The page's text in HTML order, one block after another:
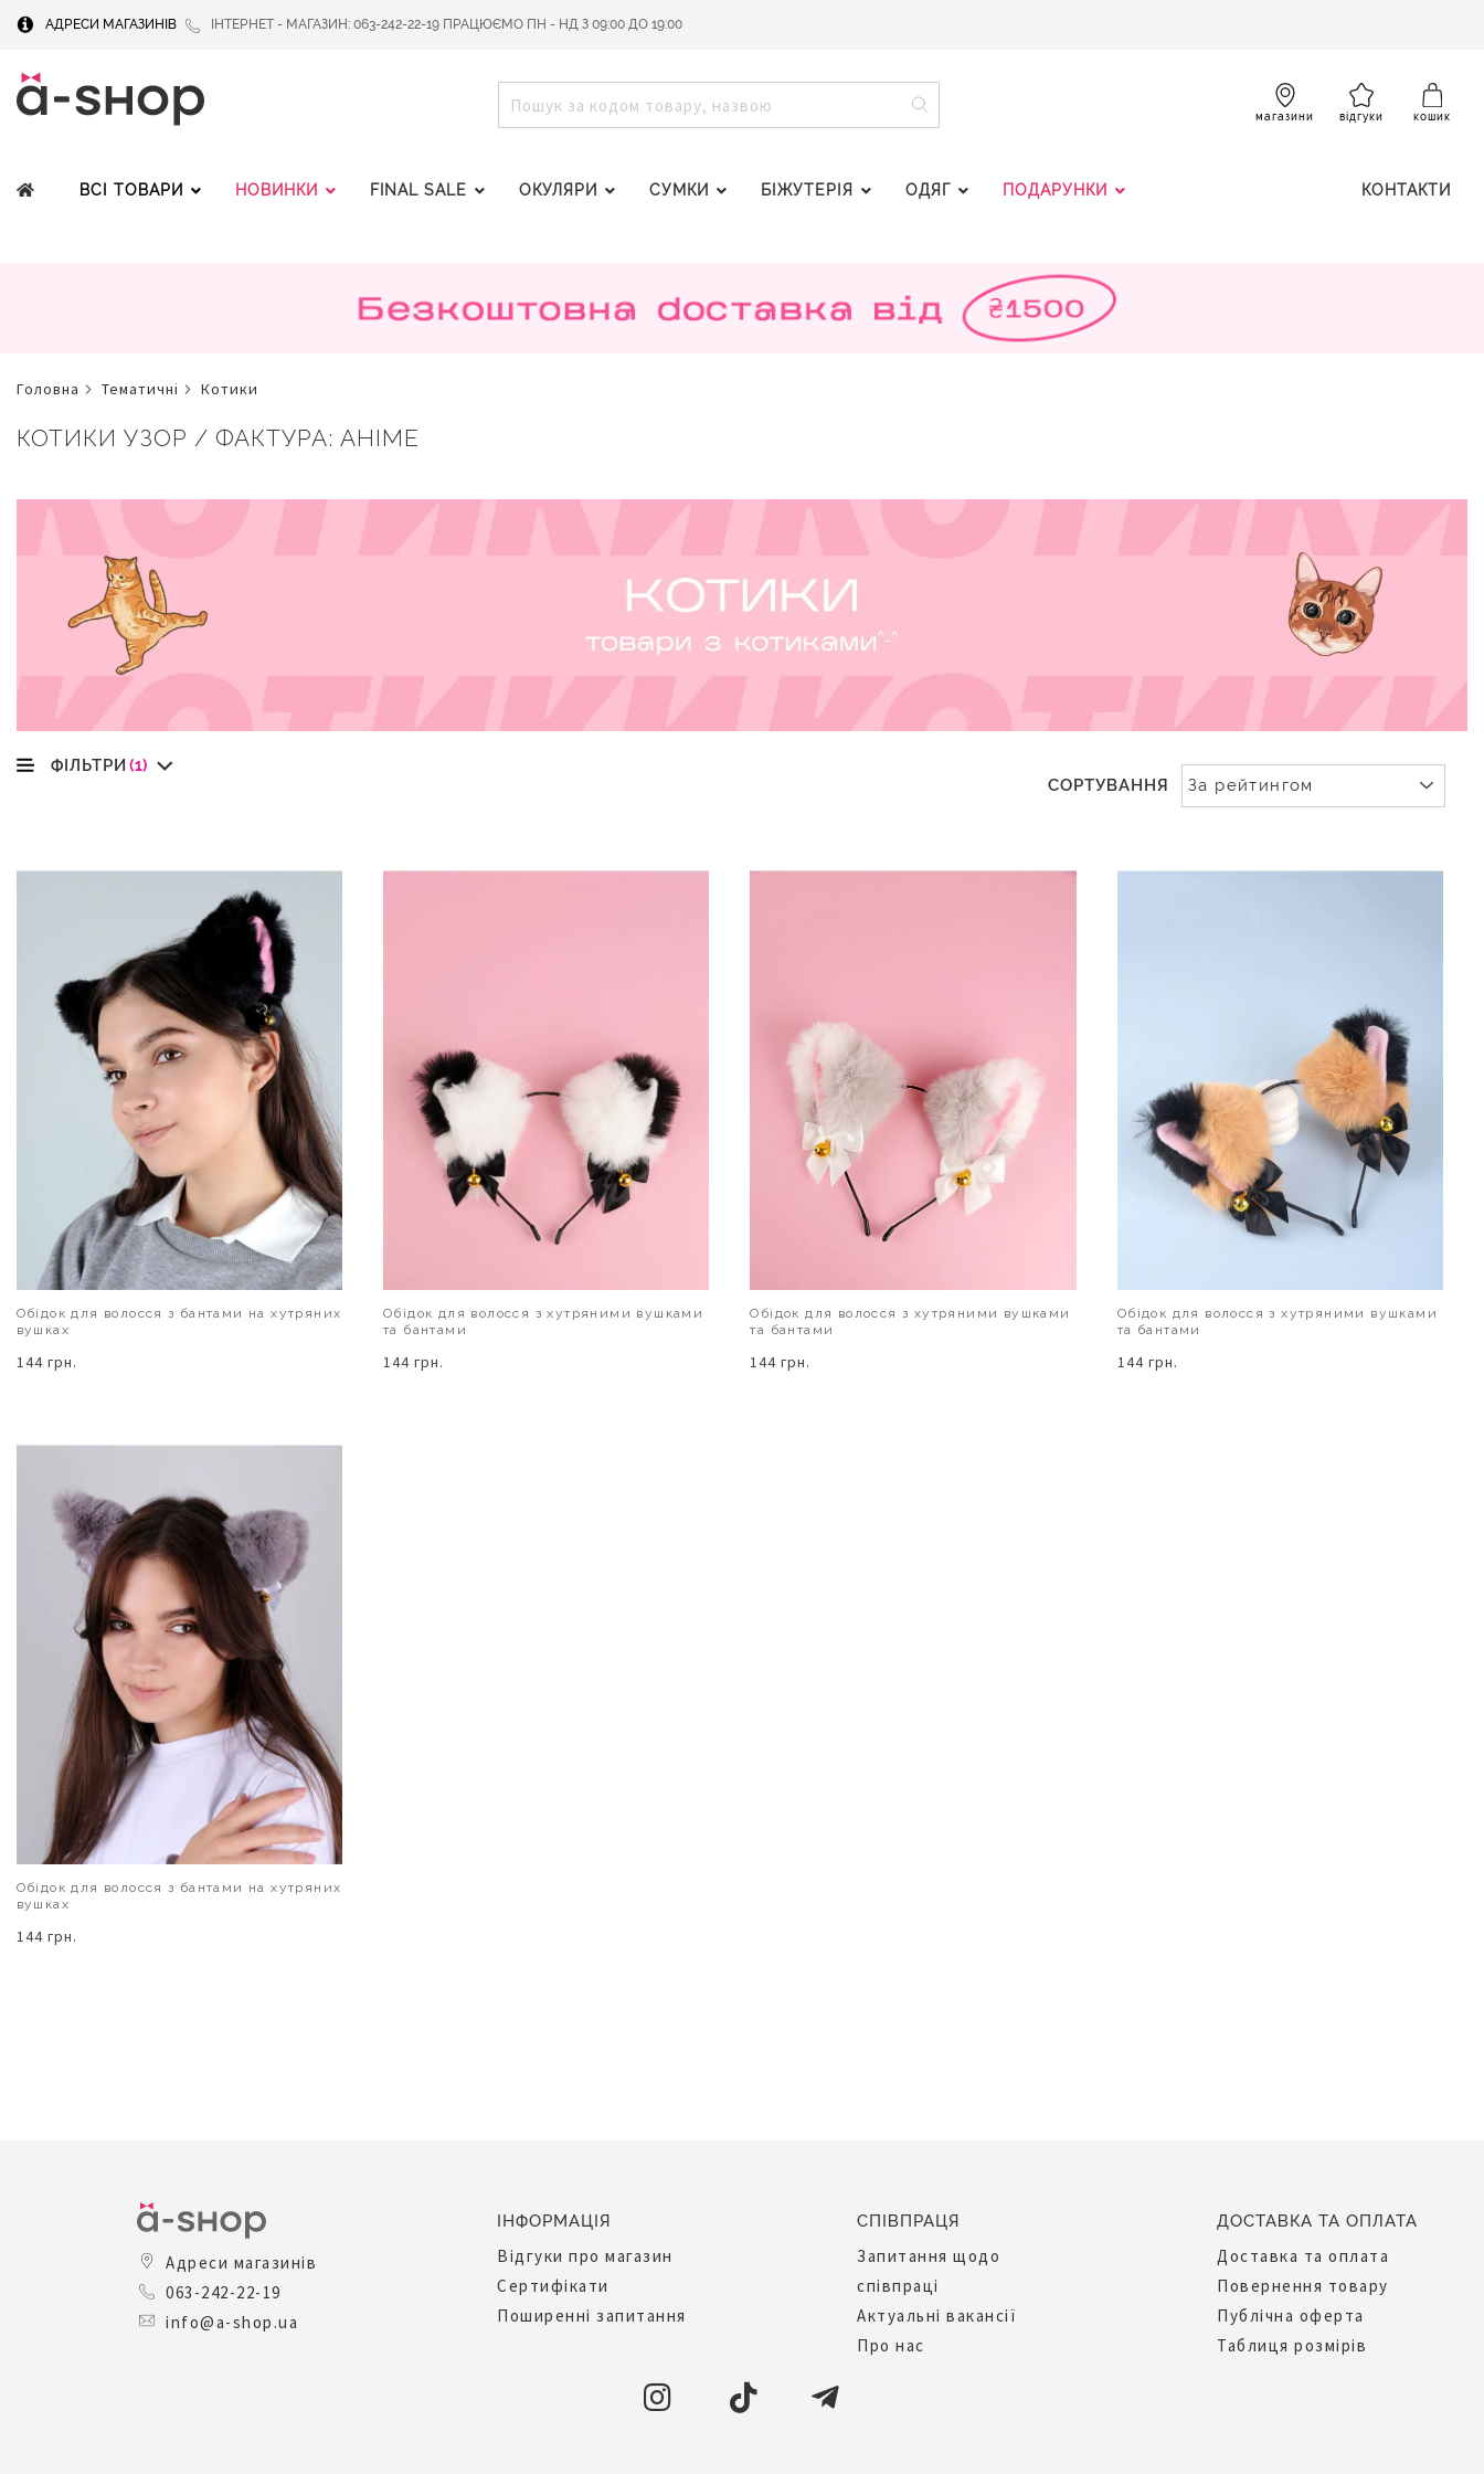
АДРЕСИ МАГАЗИНІВ ІНТЕРНЕТ - МАГАЗИН: 063-242-22-19 ПРАЦЮЄМО ПН - НД З 09:00 ДО 19:00
ПОШУК
магазини відгуки кошик
ВСІ ТОВАРИ НОВИНКИ FINAL SALE ОКУЛЯРИ СУМКИ БІЖУТЕРІЯ ОДЯГ ПОДАРУНКИ КОНТАКТИ
головна тематичні котики
КОТИКИ УЗОР / ФАКТУРА: АНIМЕ
СОРТУВАННЯ
Обідок для волосся з бантами на хутряних
вушках
144 грн.
Обідок для волосся з хутряними вушками
та бантами
144 грн.
Обідок для волосся з хутряними вушками
та бантами
144 грн.
Обідок для волосся з хутряними вушками
та бантами
144 грн.
Обідок для волосся з бантами на хутряних
вушках
144 грн.
ФІЛЬТРИ (1)
Адреси магазинів
063-242-22-19
info@a-shop.ua
ІНФОРМАЦІЯ
Відгуки про магазин
Сертифікати
Поширенні запитання
СПІВПРАЦЯ
Запитання щодо
співпраці
Актуальні вакансії
Про нас
ДОСТАВКА ТА ОПЛАТА
Доставка та оплата
Повернення товару
Публічна оферта
Таблиця розмірів